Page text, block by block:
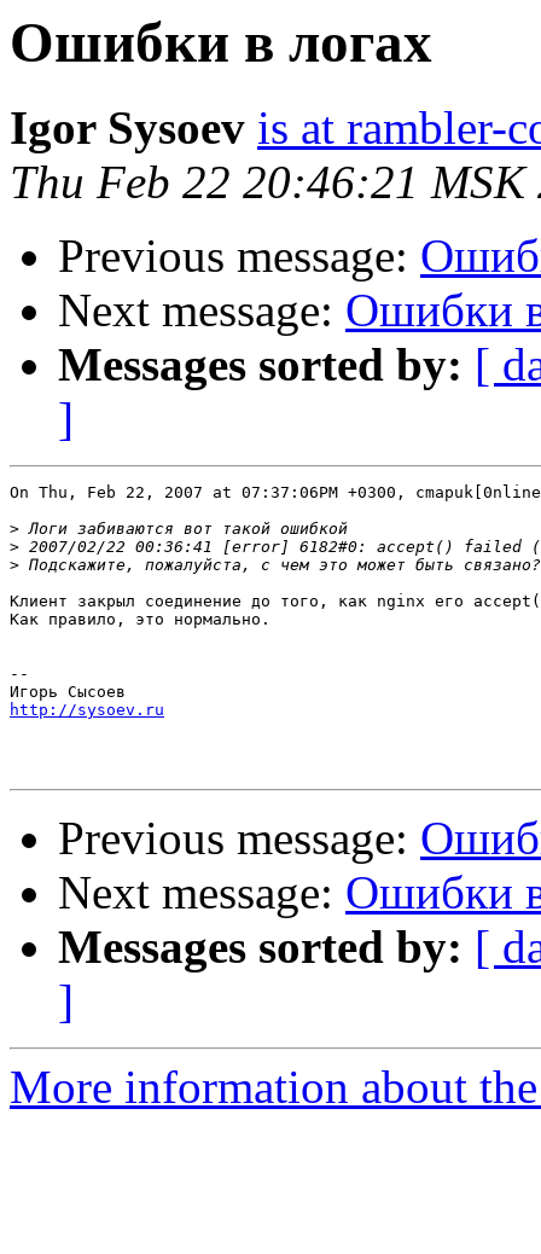
Ошибки в логах
Igor Sysoev is at rambler-
Thu Feb 22 20:46:21 MSK
Previous message:
Next message: Ошибки
Messages sorted by: [
]
On Thu, Feb 22, 2007 at 07:37:06PM +0300,
>
>
>
Клиент закрыл соединение до того, как nginx его
Как правило, это нормально.
--
http://sysoev.ru
Previous message:
Next message: Ошибки
Messages sorted by: [
]
More information about